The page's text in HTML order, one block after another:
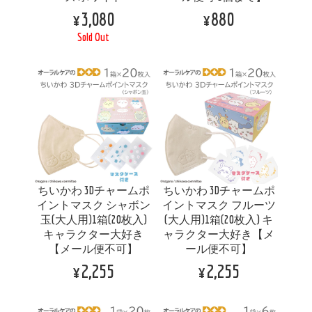
¥3,080
Sold Out
¥880
ちいかわ 3Dチャームポ
イントマスク シャボン
玉(大人用)1箱(20枚入)
キャラクター大好き
【メール便不可】
¥2,255
ちいかわ 3Dチャームポ
イントマスク フルーツ
(大人用)1箱(20枚入) キ
ャラクター大好き【メ
ール便不可】
¥2,255